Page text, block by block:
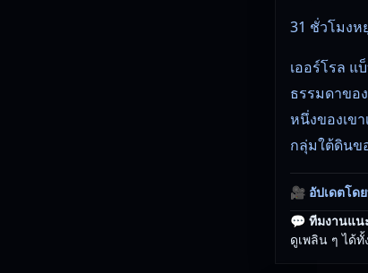
31 ชั่วโมง
เออร์โรล แ
ธรรมดาขอ
หนึ่งของเข
กลุ่มใต้ดินข
🎥 อัปเดตโด
💬 ทีมงานแน
ดูเพลิน ๆ ได้